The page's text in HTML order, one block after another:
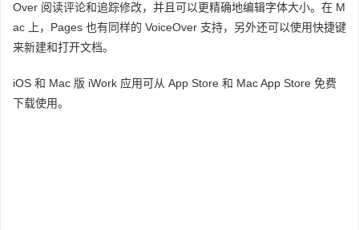
Over 阅读评论和追踪修改，并且可以更精确地编辑字体大小。在 M
ac 上，Pages 也有同样的 VoiceOver 支持，另外还可以使用快捷键
来新建和打开文档。
iOS 和 Mac 版 iWork 应用可从 App Store 和 Mac App Store 免费
下载使用。